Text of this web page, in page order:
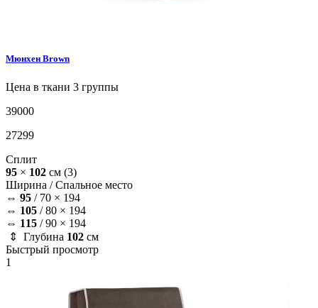
Мюнхен Brown
Цена в ткани 3 группы
39000
27299
Сплит
95 × 102 см (3)
Ширина /Спальное место
⇔ 95 / 70 × 194
⇔ 105 /80 × 194
⇔ 115 /90 × 194
⇕ Глубина 102 см
Быстрый просмотр
1